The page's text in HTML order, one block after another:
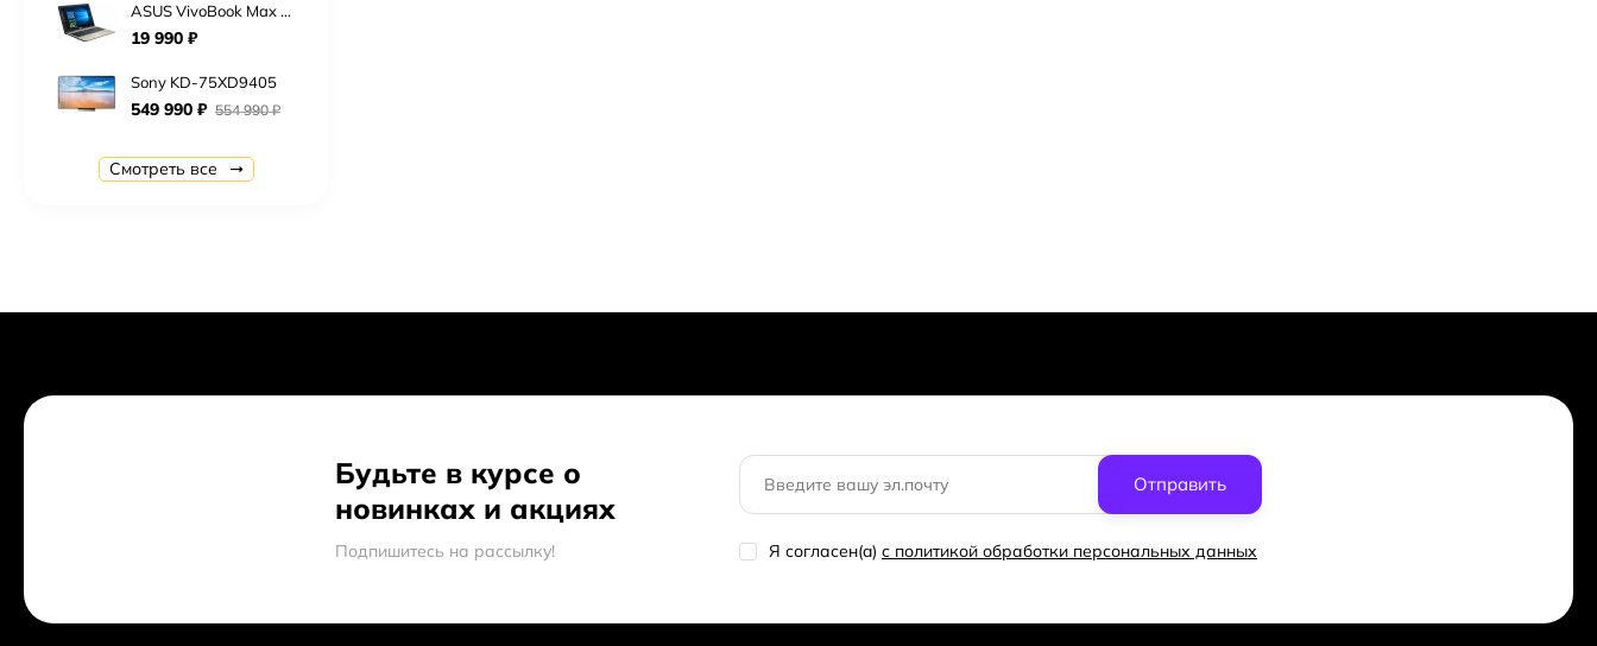
ASUS VivoBook Max X541SA
19 990 ₽
Sony KD-75XD9405
549 990 ₽ 554 990 ₽
Panasonic KX-TGH210
3 800,50 ₽
1 690 ₽
Смотреть все
Будьте в курсе о
новинках и акциях
Подпишитесь на рассылкy!
Отправить
Я согласен(a) с политикой обработки персональных данных